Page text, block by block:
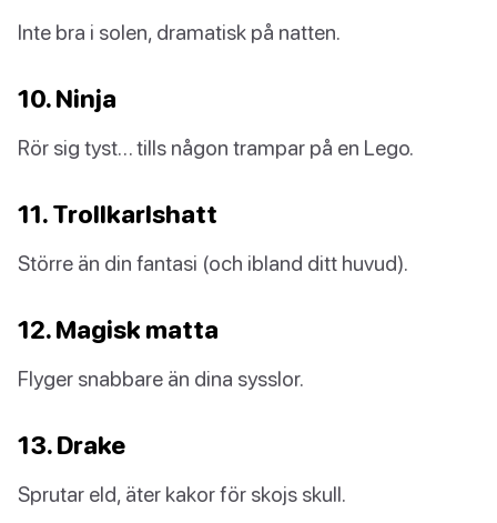
Inte bra i solen, dramatisk på natten.
10. Ninja
Rör sig tyst… tills någon trampar på en Lego.
11. Trollkarlshatt
Större än din fantasi (och ibland ditt huvud).
12. Magisk matta
Flyger snabbare än dina sysslor.
13. Drake
Sprutar eld, äter kakor för skojs skull.